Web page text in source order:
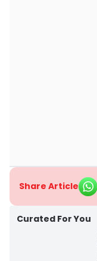
Share Article
Curated For You